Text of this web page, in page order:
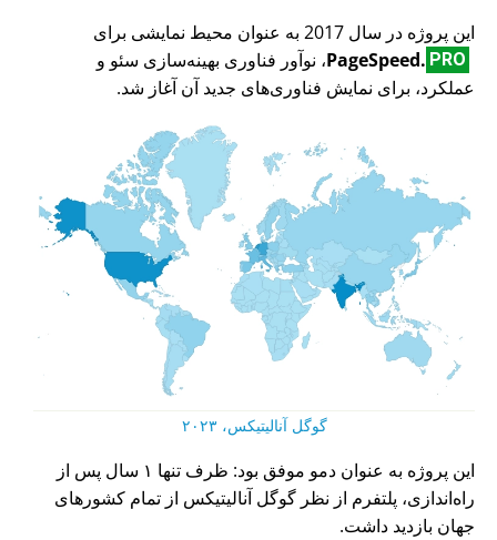
این پروژه در سال 2017 به عنوان محیط نمایشی برای
PageSpeed. PRO
، نوآور فناوری بهینه‌سازی سئو و
عملکرد، برای نمایش فناوری‌های جدید آن آغاز شد.
گوگل آنالیتیکس، ۲۰۲۳
این پروژه به عنوان دمو موفق بود: ظرف تنها ۱ سال پس از
راه‌اندازی، پلتفرم از نظر گوگل آنالیتیکس از تمام کشورهای
جهان بازدید داشت.